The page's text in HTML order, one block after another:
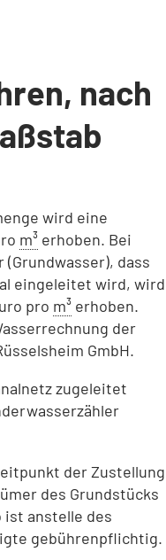
nach
wird eine
m³ erhoben. Bei
dass
eingeleitet wird, wird
pro m³ erhoben.
der
GmbH.
zugeleitet
der Zustellung
des Grundstücks
anstelle des
gebührenpflichtig.